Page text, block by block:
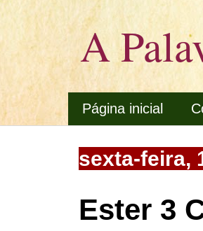
A
Página inicial
sexta-feira,
Ester 3